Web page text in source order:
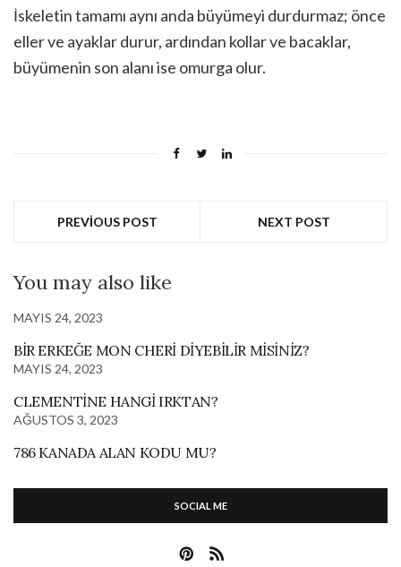
İskeletin tamamı aynı anda büyümeyi durdurmaz; önce
eller ve ayaklar durur, ardından kollar ve bacaklar,
büyümenin son alanı ise omurga olur.
PREVIOUS POST NEXT POST
You may also like
MAYIS 24, 2023
BIR ERKEĞE MON CHERI DIYEBILIR MISINIZ?
MAYIS 24, 2023
CLEMENTINE HANGI IRKTAN?
AĞUSTOS 3, 2023
786 KANADA ALAN KODU MU?
SOCIAL ME